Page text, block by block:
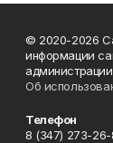
© 2020-2026
информации
Об
Телефон
8 (347) 273-26-